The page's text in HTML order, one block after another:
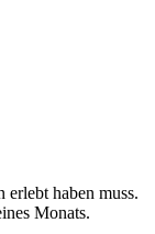
haben muss.
Monats.